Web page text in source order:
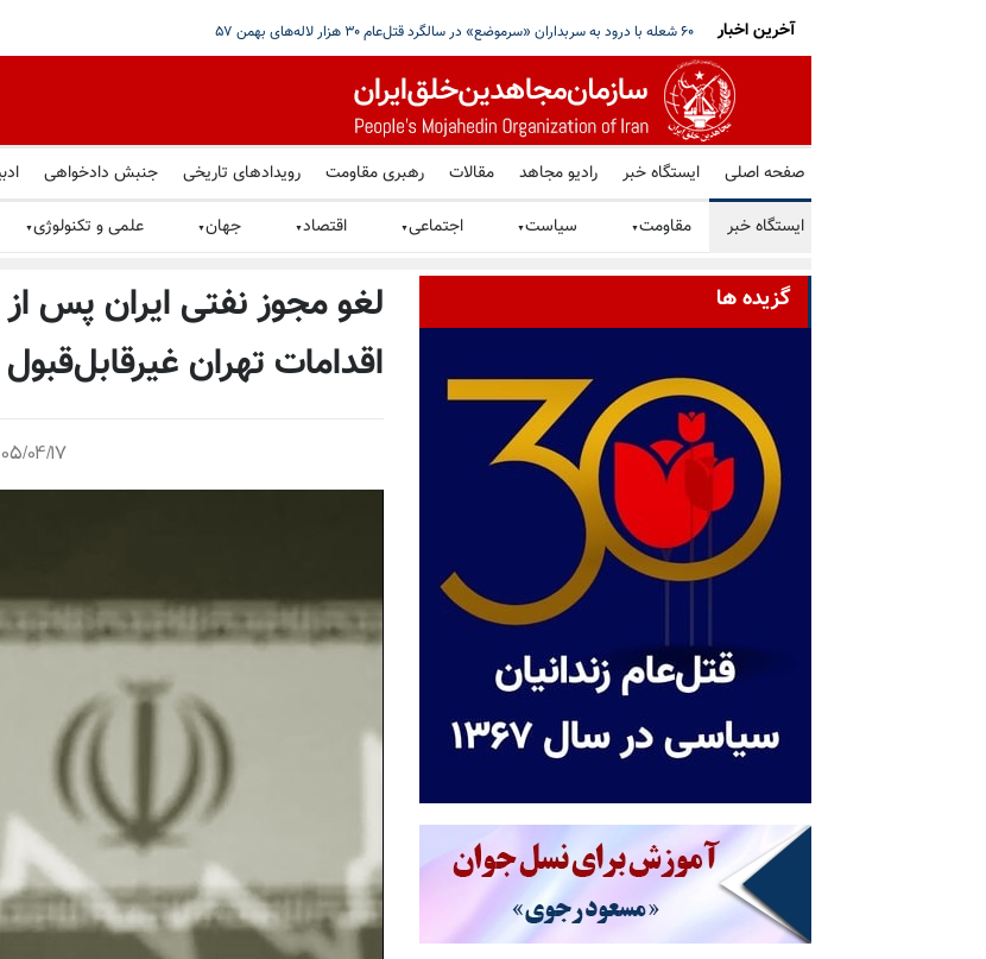
آمریکا یک فرد و شش شرکت و صرافی رمز ارز مرتبط با شبکه مالی سپاه هرمز خبر داد؛ علم‌الهدی خواستار ادامه جنگ
آخرین اخبار
صفحه اصلی ایستگاه خبر رادیو مجاهد مقالات رهبری مقاومت رویدادهای تاریخی جنبش دادخواهی
ایستگاه خبر مقاومت▼ سیاست▼ اجتماعی▼ اقتصاد▼ جهان▼ علمی و تکنولوژی▼
لغو مجوز نفتی ایران پس
اقدامات تهران
04/17
گزیده ها